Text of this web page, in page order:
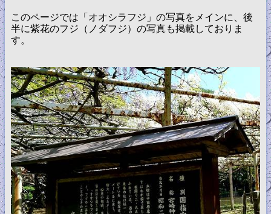
このページでは「オオシラフジ」の写真をメインに、後
半に紫花のフジ（ノダフジ）の写真も掲載しておりま
す。